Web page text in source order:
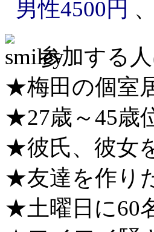
男性4500円 、
参加する
★梅田の個室
★27歳～45歳
★彼氏、彼女
★友達を作り
★土曜日に60